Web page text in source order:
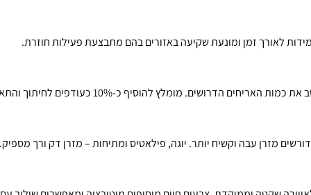
לאורך זמן ומונעת שקיעה באזורים בהם מתבצעת פעילות חוזרת.
הדרושים. מומלץ להוסיף כ-10% כעודפים לחיתוך והתאמה.
מזרן עבה וקשיח יותר. יוגה, פילאטיס ומתיחות – מזרן דק ורך מספיק.